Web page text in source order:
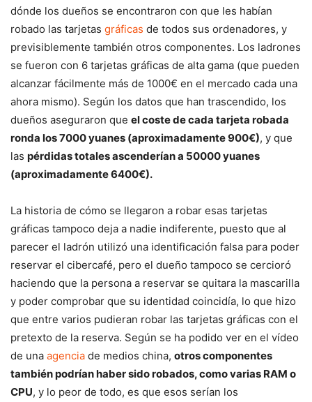
dónde los dueños se encontraron con que les habían
robado las tarjetas gráficas de todos sus ordenadores, y
previsiblemente también otros componentes. Los ladrones
se fueron con 6 tarjetas gráficas de alta gama (que pueden
alcanzar fácilmente más de 1000€ en el mercado cada una
ahora mismo). Según los datos que han trascendido, los
dueños aseguraron que el coste de cada tarjeta robada
ronda los 7000 yuanes (aproximadamente 900€), y que
las pérdidas totales ascenderían a 50000 yuanes
(aproximadamente 6400€).
La historia de cómo se llegaron a robar esas tarjetas
gráficas tampoco deja a nadie indiferente, puesto que al
parecer el ladrón utilizó una identificación falsa para poder
reservar el cibercafé, pero el dueño tampoco se cercioró
haciendo que la persona a reservar se quitara la mascarilla
y poder comprobar que su identidad coincidía, lo que hizo
que entre varios pudieran robar las tarjetas gráficas con el
pretexto de la reserva. Según se ha podido ver en el vídeo
de una agencia de medios china, otros componentes
también podrían haber sido robados, como varias RAM o
CPU, y lo peor de todo, es que esos serían los